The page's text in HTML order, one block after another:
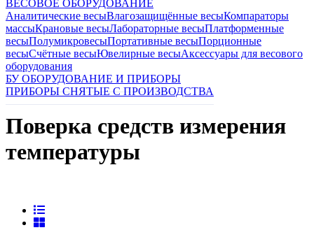
ВЕСОВОЕ ОБОРУДОВАНИЕ
Аналитические весыВлагозащищённые весыКомпараторы
массыКрановые весыЛабораторные весыПлатформенные
весыПолумикровесыПортативные весыПорционные
весыСчётные весыЮвелирные весыАксессуары для весового
оборудования
БУ ОБОРУДОВАНИЕ И ПРИБОРЫ
ПРИБОРЫ СНЯТЫЕ С ПРОИЗВОДСТВА
Поверка средств измерения
температуры